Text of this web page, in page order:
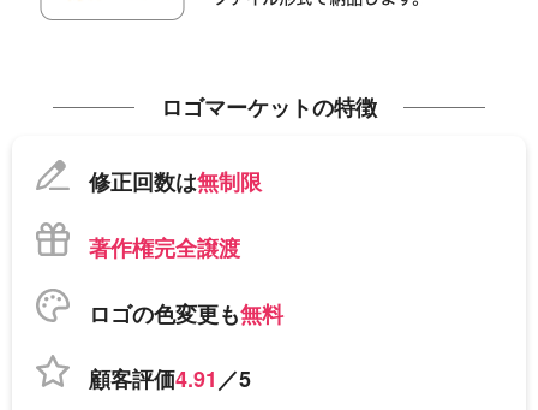
ロゴマーケットの特徴
修正回数は無制限
著作権完全譲渡
ロゴの色変更も無料
顧客評価4.91／5